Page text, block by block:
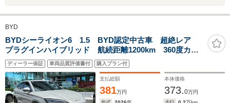
BYD
BYDシーライオン6 1.5 BYD認定中古車 超絶レア
プラグインハイブリッド 航続距離1200km 360度カメ
ラ AppleCarPlay AndroidAuto シートヒーター シ
ートクーラー パノラマサンルーフ 衝突被害軽減ブレ
ーキ LEDヘッドライト
ディーラー保証 車両品質評価書付 購入プラン付
支払総額
381万円
本体価格
373.0万円